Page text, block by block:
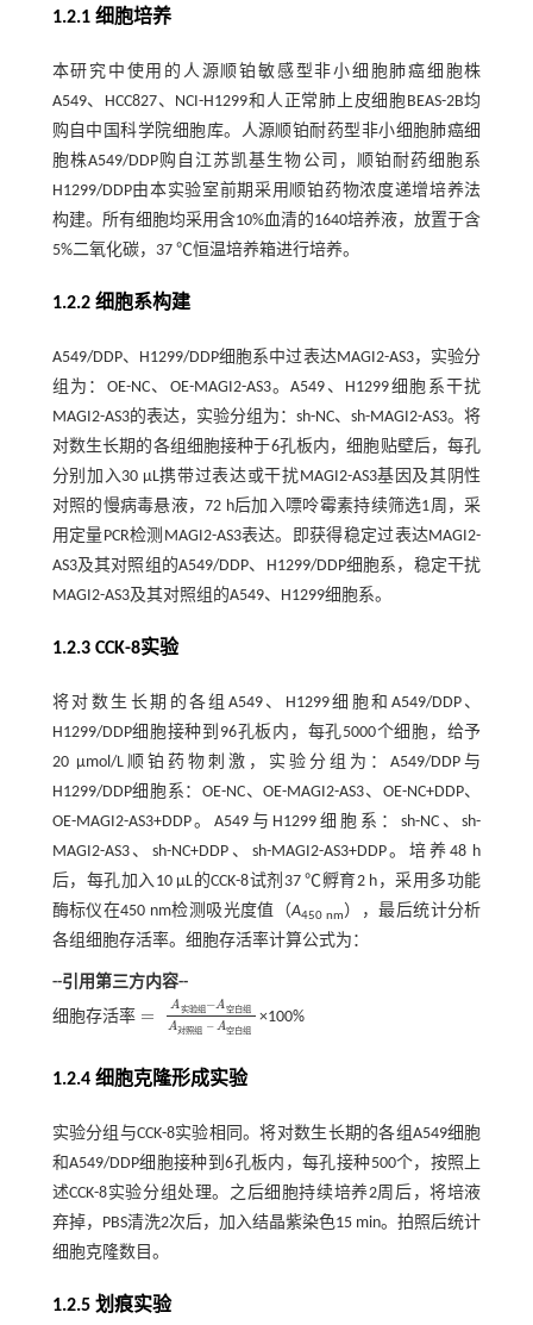
1.2.1 细胞培养
本研究中使用的人源顺铂敏感型非小细胞肺癌细胞株
A549、HCC827、NCI-H1299和人正常肺上皮细胞BEAS-2B均
购自中国科学院细胞库。人源顺铂耐药型非小细胞肺癌细
胞株A549/DDP购自江苏凯基生物公司，顺铂耐药细胞系
H1299/DDP由本实验室前期采用顺铂药物浓度递增培养法
构建。所有细胞均采用含10%血清的1640培养液，放置于含
5%二氧化碳，37 ℃恒温培养箱进行培养。
1.2.2 细胞系构建
A549/DDP、H1299/DDP细胞系中过表达MAGI2-AS3，实验分
组为：OE-NC、OE-MAGI2-AS3。A549、H1299细胞系干扰
MAGI2-AS3的表达，实验分组为：sh-NC、sh-MAGI2-AS3。将
对数生长期的各组细胞接种于6孔板内，细胞贴壁后，每孔
分别加入30 μL携带过表达或干扰MAGI2-AS3基因及其阴性
对照的慢病毒悬液，72 h后加入嘌呤霉素持续筛选1周，采
用定量PCR检测MAGI2-AS3表达。即获得稳定过表达MAGI2-
AS3及其对照组的A549/DDP、H1299/DDP细胞系，稳定干扰
MAGI2-AS3及其对照组的A549、H1299细胞系。
1.2.3 CCK-8实验
将对数生长期的各组A549、H1299细胞和A549/DDP、
H1299/DDP细胞接种到96孔板内，每孔5000个细胞，给予
20 μmol/L顺铂药物刺激，实验分组为：A549/DDP与
H1299/DDP细胞系：OE-NC、OE-MAGI2-AS3、OE-NC+DDP、
OE-MAGI2-AS3+DDP。A549与H1299细胞系：sh-NC、sh-
MAGI2-AS3、sh-NC+DDP、sh-MAGI2-AS3+DDP。培养48 h
后，每孔加入10 μL的CCK-8试剂37 ℃孵育2 h，采用多功能
酶标仪在450 nm检测吸光度值（A450 nm），最后统计分析
各组细胞存活率。细胞存活率计算公式为：
--引用第三方内容--
细 胞存活率 = A实验组 −A空白组
A对照组 – A空白组
细胞存活率= A 实验组 -A空白 组A对照
×100%
1.2.4 细胞克隆形成实验
实验分组与CCK-8实验相同。将对数生长期的各组A549细胞
和A549/DDP细胞接种到6孔板内，每孔接种500个，按照上
述CCK-8实验分组处理。之后细胞持续培养2周后，将培液
弃掉，PBS清洗2次后，加入结晶紫染色15 min。拍照后统计
细胞克隆数目。
1.2.5 划痕实验